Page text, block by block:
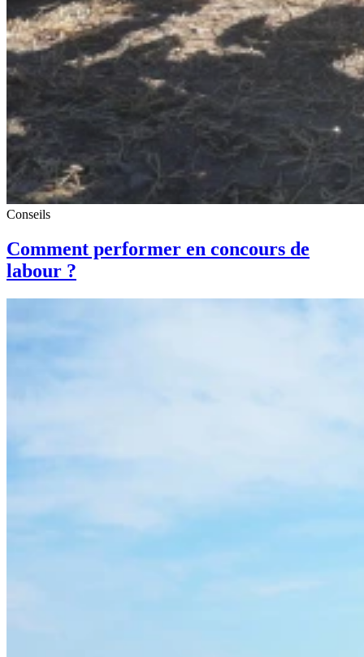
Conseils
Comment performer en concours de
labour ?